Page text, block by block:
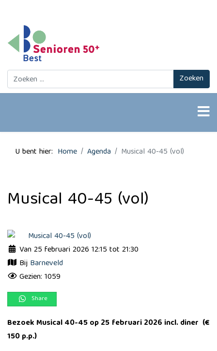
Zoeken Zoeken
U bent hier: Home Agenda Musical 40-45 (vol)
Musical 40-45 (vol)
Van 25 februari 2026 12:15 tot 21:30
Bij Barneveld
Gezien: 1059
Share
Bezoek Musical 40-45 op 25 februari 2026 incl. diner (€
150 p.p.)